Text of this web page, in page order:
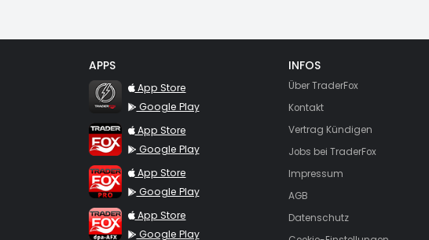
APPS
TraderFox Flash
App Store
Google Play
TraderFox App
App Store
Google Play
TraderFox Pro
App Store
Google Play
TraderFox dpa-AFX ProFeed
App Store
Google Play
INFOS
Über TraderFox
Kontakt
Vertrag Kündigen
Jobs bei TraderFox
Impressum
AGB
Datenschutz